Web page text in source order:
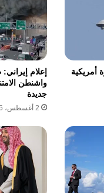
أمريكية
إعلام
واشنطن
جديدة
2 أغسطس، 2026